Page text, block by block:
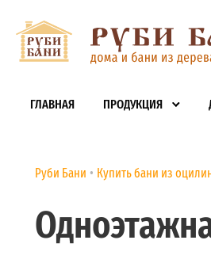
ГЛАВНАЯ ПРОДУКЦИЯ
Руби Бани Купить бани из